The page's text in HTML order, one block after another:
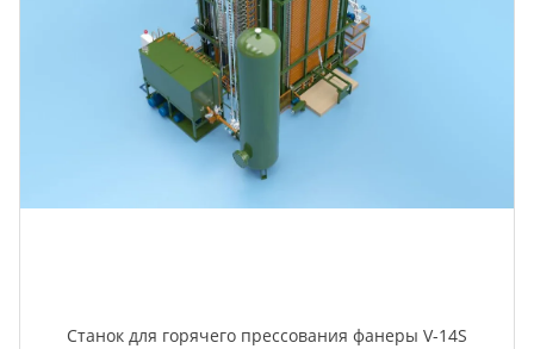
Станок для горячего прессования фанеры V-14S